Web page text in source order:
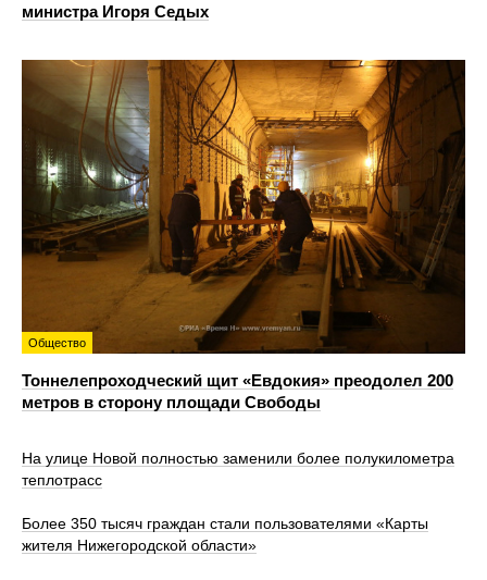
министра Игоря Седых
Общество
Тоннелепроходческий щит «Евдокия» преодолел 200
метров в сторону площади Свободы
На улице Новой полностью заменили более полукилометра
теплотрасс
Более 350 тысяч граждан стали пользователями «Карты
жителя Нижегородской области»